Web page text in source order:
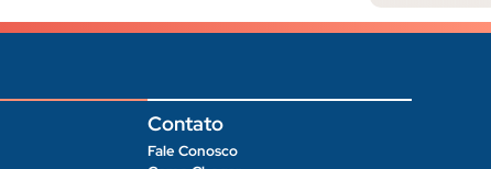
Contato
Fale Conosco